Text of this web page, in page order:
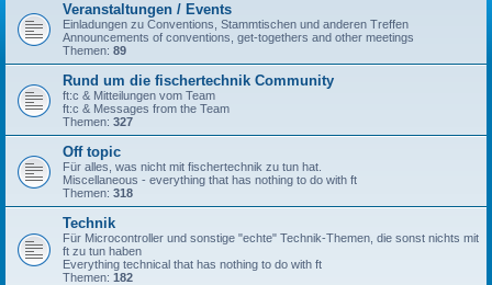
Veranstaltungen / Events
Einladungen zu Conventions, Stammtischen und anderen Treffen
Announcements of conventions, get-togethers and other meetings
Themen: 89
Rund um die fischertechnik Community
ft:c & Mitteilungen vom Team
ft:c & Messages from the Team
Themen: 327
Off topic
Für alles, was nicht mit fischertechnik zu tun hat.
Miscellaneous - everything that has nothing to do with ft
Themen: 318
Technik
Für Microcontroller und sonstige "echte" Technik-Themen, die sonst nichts mit
ft zu tun haben
Everything technical that has nothing to do with ft
Themen: 182